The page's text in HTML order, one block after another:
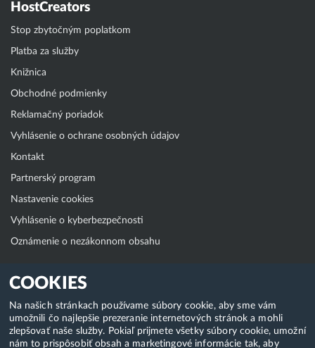
COOKIES
Na našich stránkach používame súbory cookie, aby sme vám
umožnili čo najlepšie prezeranie internetových stránok a mohli
zlepšovať naše služby. Pokiaľ prijmete všetky súbory cookie, umožní
nám to prispôsobiť obsah a marketingové informácie tak, aby
HostCreators
Stop zbytočným poplatkom
Platba za služby
Knižnica
Obchodné podmienky
Reklamačný poriadok
Vyhlásenie o ochrane osobných údajov
Kontakt
Partnerský program
Nastavenie cookies
Vyhlásenie o kyberbezpečnosti
Oznámenie o nezákonnom obsahu
Klientská zóna
WebAdmin
WebMail
Zmena hesla (E-mail, FTP, SSH)